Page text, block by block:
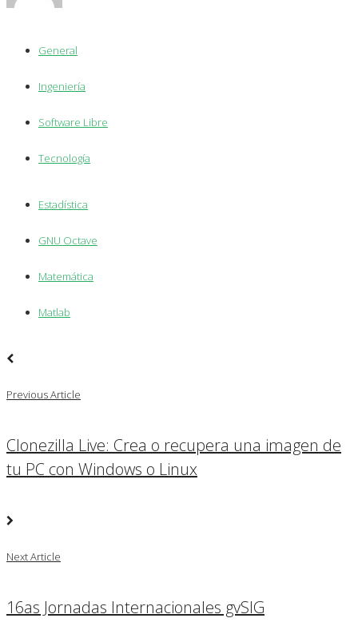
General
Ingeniería
Software Libre
Tecnología
Estadística
GNU Octave
Matemática
Matlab
Previous Article
Clonezilla Live: Crea o recupera una imagen de
tu PC con Windows o Linux
Next Article
16as Jornadas Internacionales gvSIG